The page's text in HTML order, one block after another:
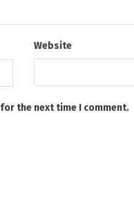
Website
the next time I comment.